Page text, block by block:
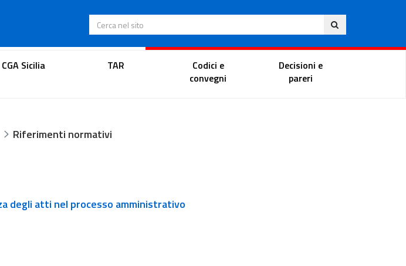
Ita
Cerca nel sito
Portale del magistrato
CGA Sicilia TAR
Codici e
convegni
Decisioni e
pareri
Riferimenti normativi
degli atti nel processo amministrativo